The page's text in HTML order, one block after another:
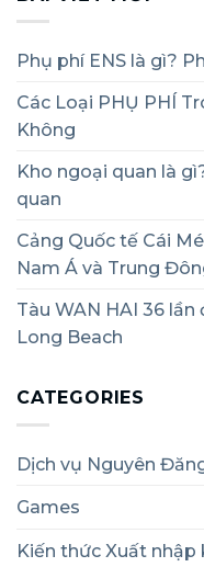
Phụ phí ENS là gì?
Các Loại PHỤ PHÍ
Không
Kho ngoại quan là
quan
Cảng Quốc tế Cái
Nam Á và Trung
Tàu WAN HAI 36
Long Beach
CATEGORIES
Dịch vụ Nguyên
Games
Kiến thức Xuất nhập